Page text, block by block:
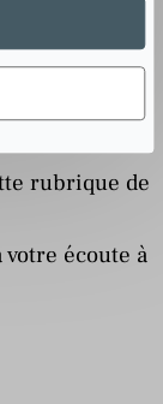
et
départ ?
rubrique de
votre écoute à